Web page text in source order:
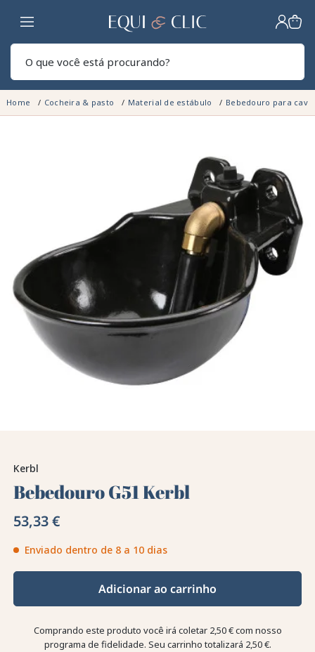
Lar
Home Cocheira & pasto Material de estábulo Bebedouro para
Kerbl
Bebedouro G51 Kerbl
53,33 €
Enviado dentro de 8 a 10 dias
Adicionar ao carrinho
Comprando este produto você irá coletar 2,50 €com nosso
programa de fidelidade. Seu carrinho totalizará 2,50 €.